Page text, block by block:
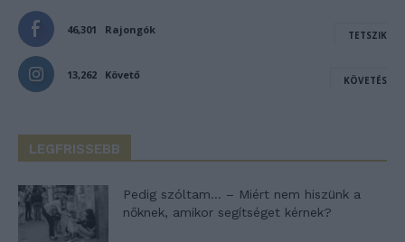
46,301 Rajongók TETSZIK
13,262 Követő KÖVETÉS
LEGFRISSEBB
Pedig szóltam… – Miért nem hiszünk a
nőknek, amikor segítséget kérnek?